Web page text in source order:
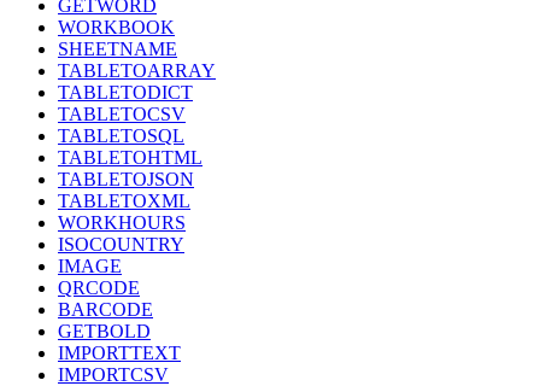
GETWORD
WORKBOOK
SHEETNAME
TABLETOARRAY
TABLETODICT
TABLETOCSV
TABLETOSQL
TABLETOHTML
TABLETOJSON
TABLETOXML
WORKHOURS
ISOCOUNTRY
IMAGE
QRCODE
BARCODE
GETBOLD
IMPORTTEXT
IMPORTCSV